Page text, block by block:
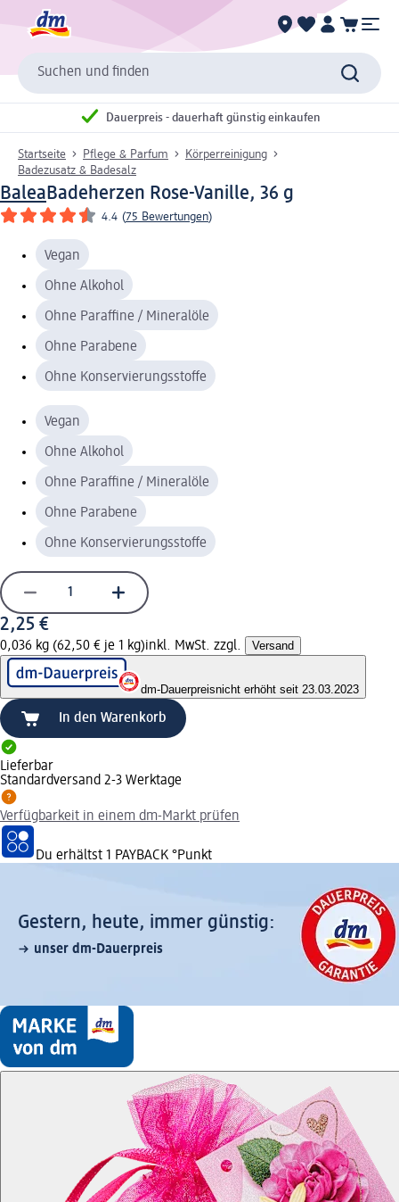
Suchen und finden
Dauerpreis - dauerhaft günstig einkaufen
Startseite Pflege & Parfum
Körperreinigung
Badezusatz & Badesalz
BaleaBadeherzen Rose-Vanille, 36 g
4.4 (75 Bewertungen)
Vegan
Ohne Alkohol
Ohne Paraffine / Mineralöle
Ohne Parabene
Ohne Konservierungsstoffe
Vegan
Ohne Alkohol
Ohne Paraffine / Mineralöle
Ohne Parabene
Ohne Konservierungsstoffe
2,25 €
0,036 kg (62,50 € je 1 kg)inkl. MwSt. zzgl. Versand
dm-Dauerpreisnicht erhöht seit 23.03.2023
In den Warenkorb
Lieferbar
Standardversand 2-3 Werktage
Verfügbarkeit in einem dm-Markt prüfen
Du erhältst 1 PAYBACK °Punkt
Gestern, heute, immer günstig:
unser dm-Dauerpreis